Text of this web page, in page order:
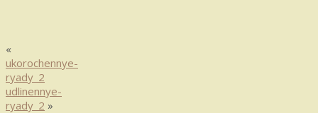
«
ukorochennye-
ryady_2
udlinennye-
ryady_2 »